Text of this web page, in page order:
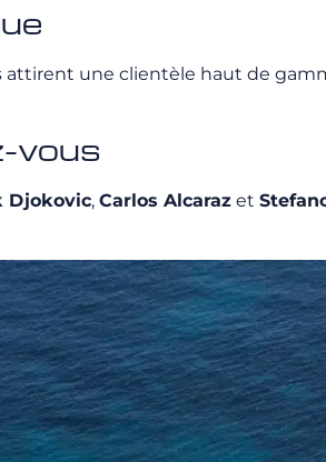
attirent une clientèle haut de
vous
Djokovic, Carlos Alcaraz et